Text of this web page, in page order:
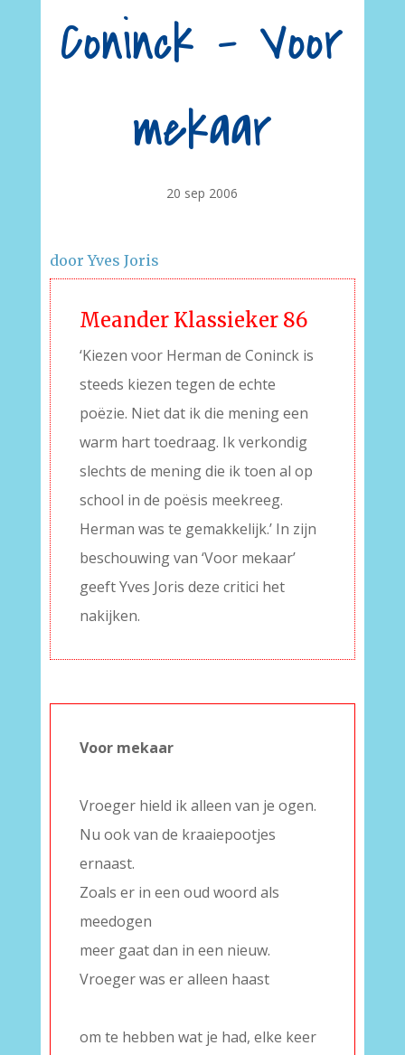
Coninck – Voor
mekaar
20 sep 2006
door Yves Joris
Meander Klassieker 86
‘Kiezen voor Herman de Coninck is
steeds kiezen tegen de echte
poëzie. Niet dat ik die mening een
warm hart toedraag. Ik verkondig
slechts de mening die ik toen al op
school in de poësis meekreeg.
Herman was te gemakkelijk.’ In zijn
beschouwing van ‘Voor mekaar’
geeft Yves Joris deze critici het
nakijken.
Voor mekaar
Vroeger hield ik alleen van je ogen.
Nu ook van de kraaiepootjes
ernaast.
Zoals er in een oud woord als
meedogen
meer gaat dan in een nieuw.
Vroeger was er alleen haast
om te hebben wat je had, elke keer